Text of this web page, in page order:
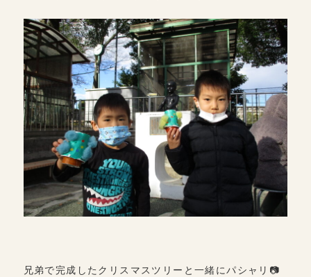
兄弟で完成したクリスマスツリーと一緒にパシャリ📷